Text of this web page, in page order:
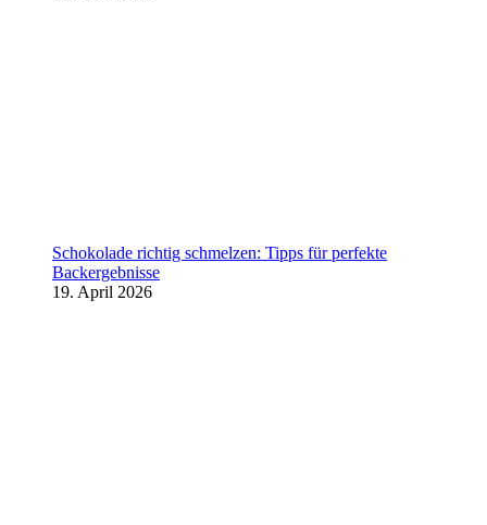
Schokolade richtig schmelzen: Tipps für perfekte
Backergebnisse
19. April 2026